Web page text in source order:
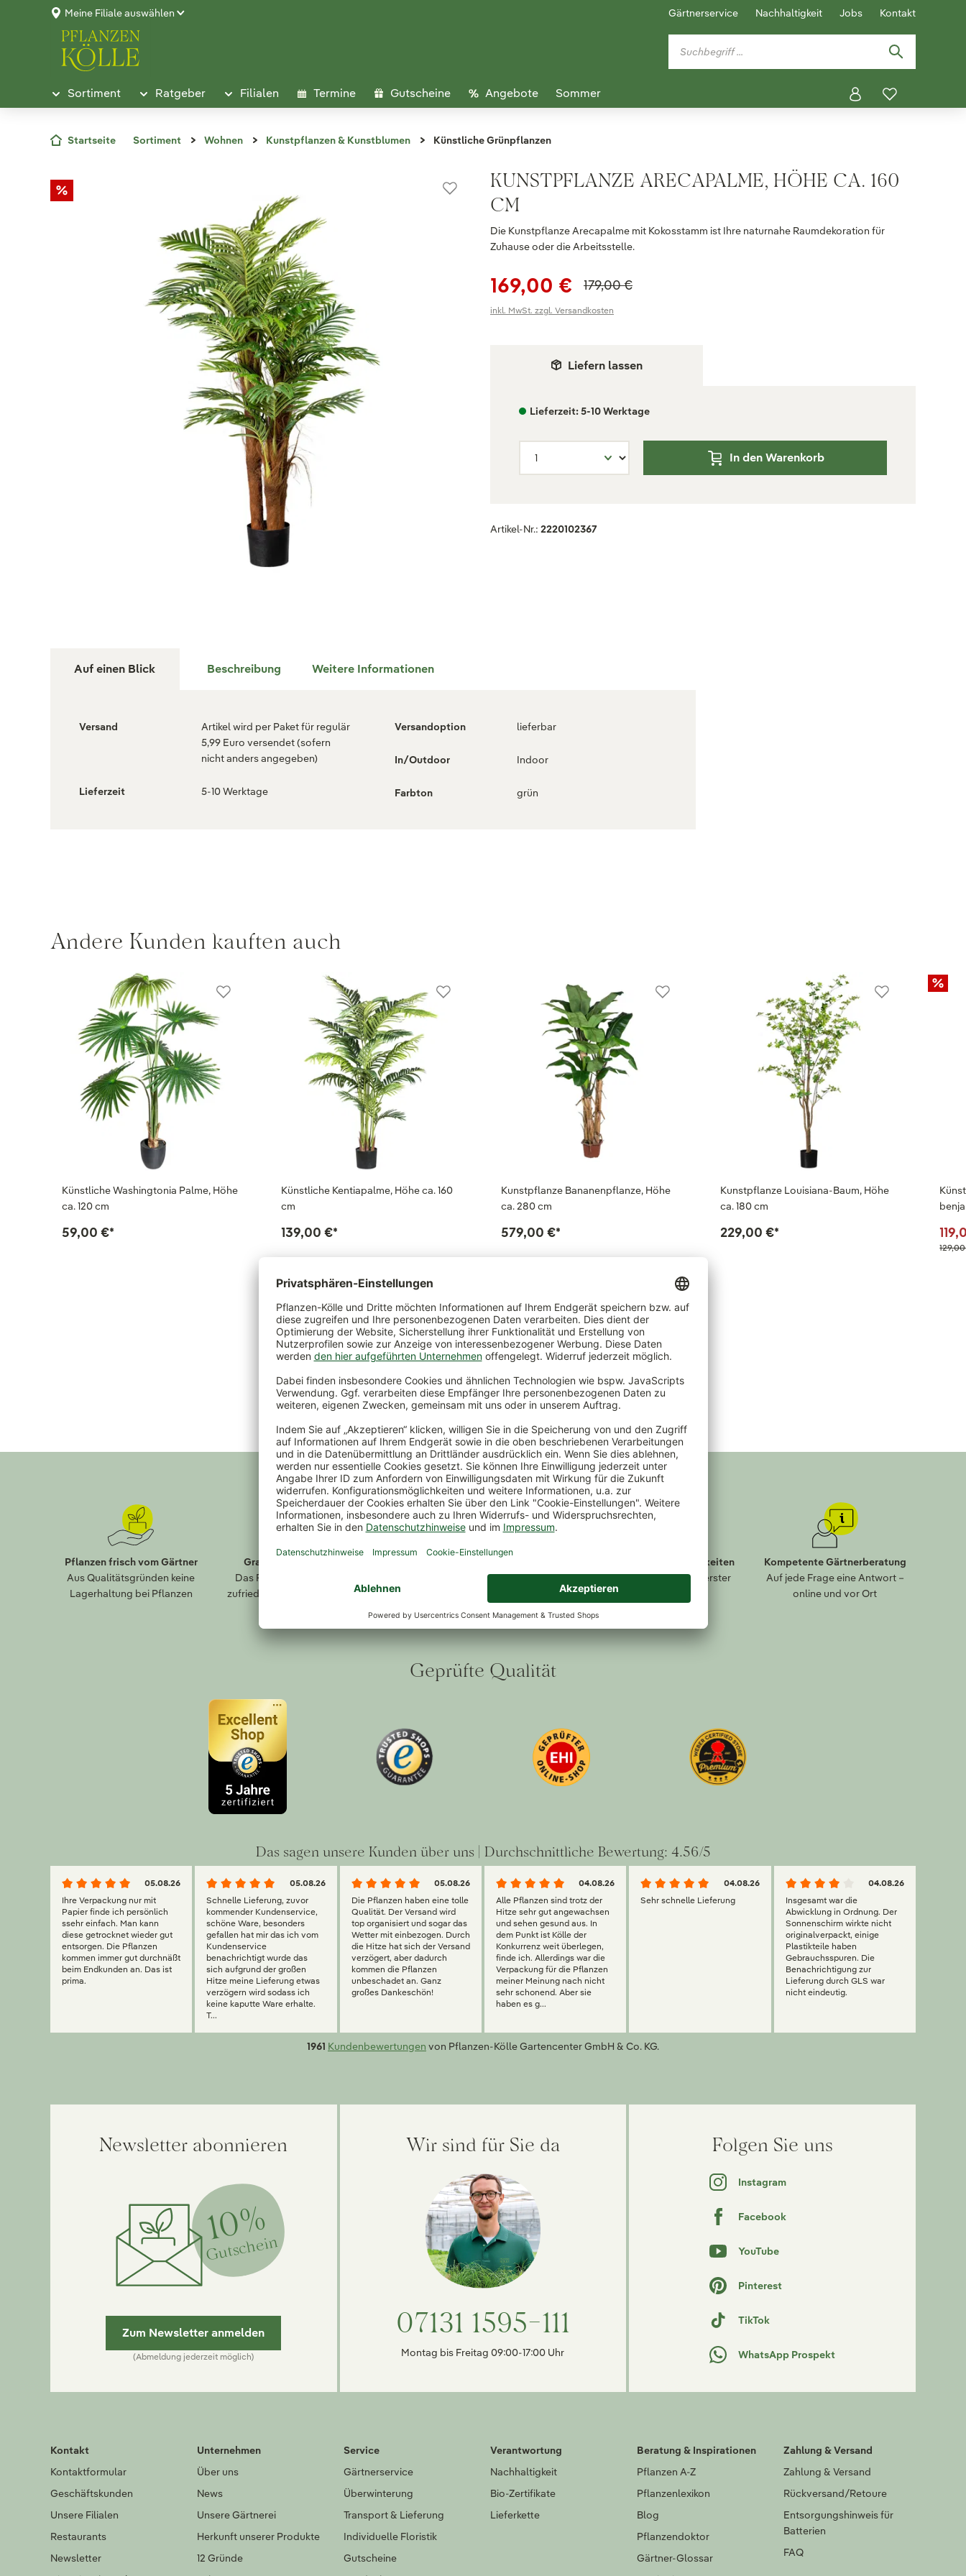
Meine Filiale auswählen Gärtnerservice Nachhaltigkeit Jobs Kontakt
Sortiment Ratgeber Filialen Termine Gutscheine Angebote Sommer
Startseite Sortiment Wohnen Kunstpflanzen & Kunstblumen Künstliche Grünpflanzen
KUNSTPFLANZE ARECAPALME, HÖHE CA. 160
CM
Die Kunstpflanze Arecapalme mit Kokosstamm ist Ihre naturnahe Raumdekoration für
Zuhause oder die Arbeitsstelle.
169,00 € 179,00 €
inkl. MwSt. zzgl. Versandkosten
Liefern lassen
Lieferzeit: 5-10 Werktage
In den Warenkorb
Artikel-Nr.: 2220102367
Auf einen Blick Beschreibung Weitere Informationen
Versand
Artikel wird per Paket für regulär
5,99 Euro versendet (sofern
nicht anders angegeben)
Lieferzeit 5-10 Werktage
Versandoption lieferbar
In/Outdoor Indoor
Farbton grün
Andere Kunden kauften auch
Künstliche Washingtonia Palme, Höhe
ca. 120 cm
59,00 €*
Künstliche Kentiapalme, Höhe ca. 160
cm
139,00 €*
Kunstpflanze Bananenpflanze, Höhe
ca. 280 cm
579,00 €*
Kunstpflanze Louisiana-Baum, Höhe
ca. 180 cm
229,00 €*
Pflanzen frisch vom Gärtner
Aus Qualitätsgründen keine
Lagerhaltung bei Pflanzen
Gratis Paket-Rückversand
Das Falsche bestellt oder nicht
zufrieden? Einfach zurückschicken
Bestellen, freuen, dann erst
Sichere Zahlungsmöglichkeiten
Ihre Sicherheit kommt an erster
Kompetente Gärtnerberatung
Auf jede Frage eine Antwort –
online und vor Ort
Geprüfte Qualität
Das sagen unsere Kunden über uns | Durchschnittliche Bewertung: 4.56/5
05.08.26
Ihre Verpackung nur mit
Papier finde ich persönlich
ssehr einfach. Man kann
diese getrocknet wieder gut
entsorgen. Die Pflanzen
kommen immer gut durchnäßt
beim Endkunden an. Das ist
prima.
05.08.26
Schnelle Lieferung, zuvor
kommender Kundenservice,
schöne Ware, besonders
gefallen hat mir das ich vom
Kundenservice
benachrichtigt wurde das
sich aufgrund der großen
Hitze meine Lieferung etwas
verzögern wird sodass ich
keine kaputte Ware erhalte.
T...
05.08.26
Die Pflanzen haben eine tolle
Qualität. Der Versand wird
top organisiert und sogar das
Wetter mit einbezogen. Durch
die Hitze hat sich der Versand
verzögert, aber dadurch
kommen die Pflanzen
unbeschadet an. Ganz
großes Dankeschön!
04.08.26
Alle Pflanzen sind trotz der
Hitze sehr gut angewachsen
und sehen gesund aus. In
dem Punkt ist Kölle der
Konkurrenz weit überlegen,
finde ich. Allerdings war die
Verpackung für die Pflanzen
meiner Meinung nach nicht
sehr schonend. Aber sie
haben es g...
04.08.26
Sehr schnelle Lieferung
04.08.26
Insgesamt war die
Abwicklung in Ordnung. Der
Sonnenschirm wirkte nicht
originalverpackt, einige
Plastikteile haben
Gebrauchsspuren. Die
Benachrichtigung zur
Lieferung durch GLS war
nicht eindeutig.
1961 Kundenbewertungen von Pflanzen-Kölle Gartencenter GmbH & Co. KG.
Newsletter abonnieren
10%
Gutschein
Zum Newsletter anmelden
(Abmeldung jederzeit möglich)
Wir sind für Sie da
07131 1595-111
Montag bis Freitag 09:00-17:00 Uhr
Folgen Sie uns
Instagram
Facebook
YouTube
Pinterest
TikTok
WhatsApp Prospekt
Kontakt
Kontaktformular
Geschäftskunden
Unsere Filialen
Restaurants
Newsletter
Unternehmen
Über uns
News
Unsere Gärtnerei
Herkunft unserer Produkte
12 Gründe
Service
Gärtnerservice
Überwinterung
Transport & Lieferung
Individuelle Floristik
Gutscheine
Verantwortung
Nachhaltigkeit
Bio-Zertifikate
Lieferkette
Beratung & Inspirationen
Pflanzen A-Z
Pflanzenlexikon
Blog
Pflanzendoktor
Gärtner-Glossar
Zahlung & Versand
Zahlung & Versand
Rückversand/Retoure
Entsorgungshinweis für
Batterien
FAQ